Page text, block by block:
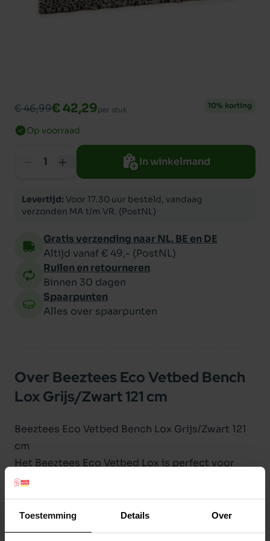
Toestemming Details Over
€ 46,99€ 42,29per stuk 10% korting
Op voorraad
In winkelmand
Levertijd: Voor 17.30 uur besteld, vandaag
verzonden MA t/m VR. (PostNL)
Gratis verzending naar NL, BE en DE
Altijd vanaf € 49,- (PostNL)
Ruilen en retourneren
Binnen 30 dagen
Spaarpunten
Alles over spaarpunten
Over Beeztees Eco Vetbed Bench
Lox Grijs/Zwart 121 cm
Beeztees Eco Vetbed Bench Lox Grijs/Zwart 121
cm
Het Beeztees Eco Vetbed Lox is perfect voor
mensen die hun hond willen voorzien van een
duurzaam vetbed. Dit eco bed bevat namelijk
vezel dat is gemaakt van 100% gerecycled
polyester. De onderkant van het vetbed bevat